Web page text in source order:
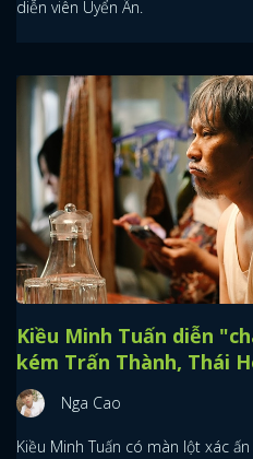
diễn viên Uyển Ân.
Kiều Minh Tuấn diễn
kém Trấn Thành, Thái
Nga Cao
Kiều Minh Tuấn có màn lột xác